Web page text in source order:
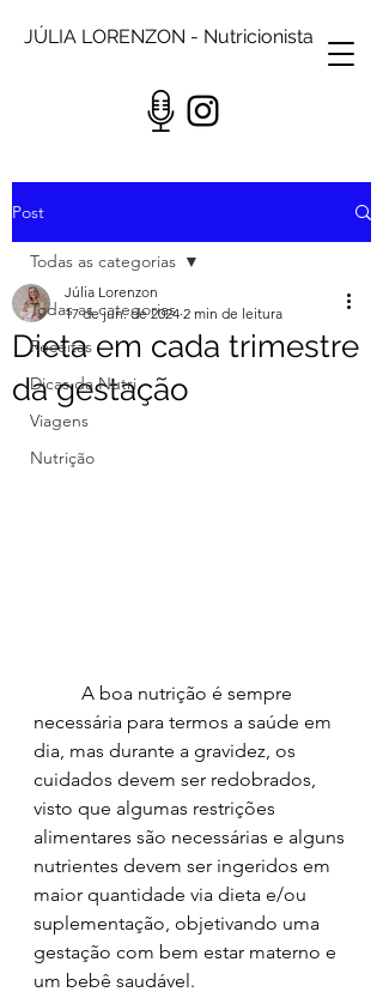
JÚLIA LORENZON - Nutricionista
Post
Todas as categorias
Receitas
Dicas da Nutri
Viagens
Nutrição
Todas as categorias
Dieta em cada trimestre
da gestação
Júlia Lorenzon
17 de jun. de 2024 2 min de leitura
necessária para termos a saúde em
dia, mas durante a gravidez, os
cuidados devem ser redobrados,
visto que algumas restrições
alimentares são necessárias e alguns
nutrientes devem ser ingeridos em
maior quantidade via dieta e/ou
suplementação, objetivando uma
gestação com bem estar materno e
um bebê saudável.